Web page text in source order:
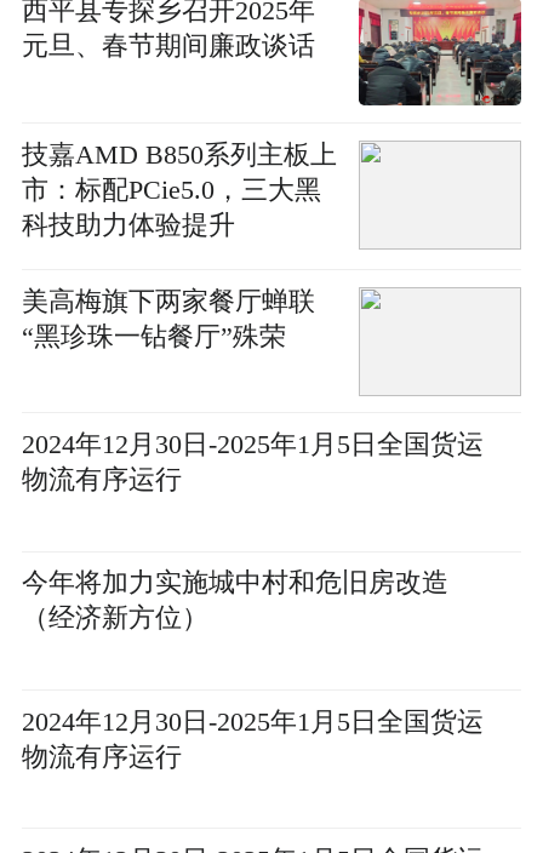
​西平县专探乡召开2025年
元旦、春节期间廉政谈话
技嘉AMD B850系列主板上
市：标配PCie5.0，三大黑
科技助力体验提升
美高梅旗下两家餐厅蝉联
“黑珍珠一钻餐厅”殊荣
2024年12月30日-2025年1月5日全国货运
物流有序运行
今年将加力实施城中村和危旧房改造
（经济新方位）
2024年12月30日-2025年1月5日全国货运
物流有序运行